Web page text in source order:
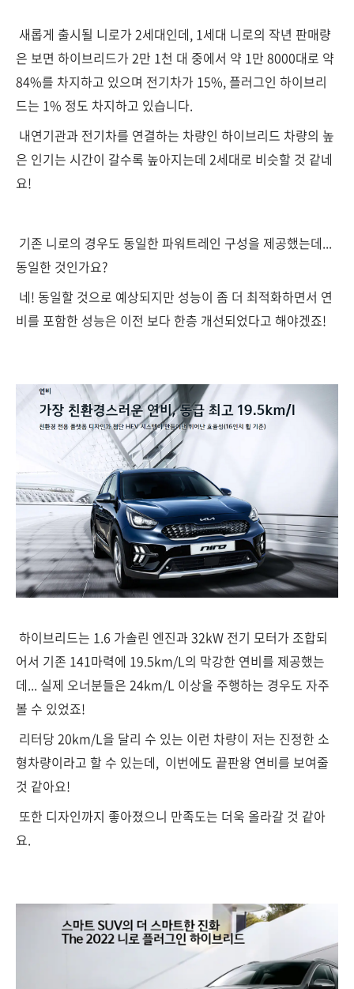
새롭게 출시될 니로가 2세대인데, 1세대 니로의 작년 판매량
은 보면 하이브리드가 2만 1천 대 중에서 약 1만 8000대로 약
84%를 차지하고 있으며 전기차가 15%, 플러그인 하이브리
드는 1% 정도 차지하고 있습니다.
내연기관과 전기차를 연결하는 차량인 하이브리드 차량의 높
은 인기는 시간이 갈수록 높아지는데 2세대로 비슷할 것 같네
요!
기존 니로의 경우도 동일한 파워트레인 구성을 제공했는데...
동일한 것인가요?
네! 동일할 것으로 예상되지만 성능이 좀 더 최적화하면서 연
비를 포함한 성능은 이전 보다 한층 개선되었다고 해야겠죠!
하이브리드는 1.6 가솔린 엔진과 32kW 전기 모터가 조합되
어서 기존 141마력에 19.5km/L의 막강한 연비를 제공했는
데... 실제 오너분들은 24km/L 이상을 주행하는 경우도 자주
볼 수 있었죠!
리터당 20km/L을 달리 수 있는 이런 차량이 저는 진정한 소
형차량이라고 할 수 있는데, 이번에도 끝판왕 연비를 보여줄
것 같아요!
또한 디자인까지 좋아졌으니 만족도는 더욱 올라갈 것 같아
요.